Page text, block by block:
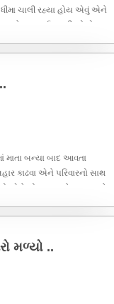
ચાલી રહ્યા હોય એવું એને
પણ ટાઈમ પૂછી જોયો પણ
માતા બન્યા બાદ આવતા
કાઢવા એને પરિવારનો સાથ
જો એને યોગ્ય સમયે આ ના મળે
મળ્યો ..